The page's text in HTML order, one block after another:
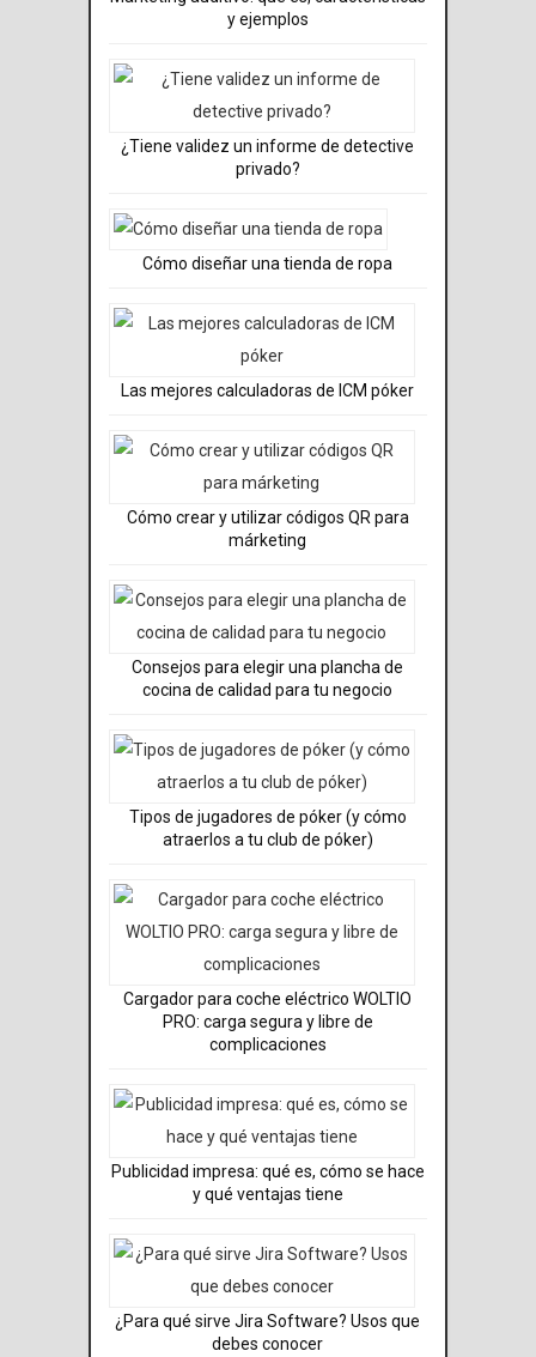
y ejemplos
¿Tiene validez un informe de detective
privado?
Cómo diseñar una tienda de ropa
Las mejores calculadoras de ICM póker
Cómo crear y utilizar códigos QR para
márketing
Consejos para elegir una plancha de
cocina de calidad para tu negocio
Tipos de jugadores de póker (y cómo
atraerlos a tu club de póker)
Cargador para coche eléctrico WOLTIO
PRO: carga segura y libre de
complicaciones​
Publicidad impresa: qué es, cómo se hace
y qué ventajas tiene
¿Para qué sirve Jira Software? Usos que
debes conocer